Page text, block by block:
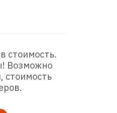
стоимость.
Возможно
стоимость